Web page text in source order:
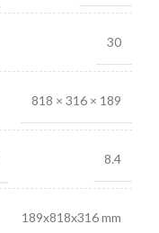
30
818 × 316 × 189
8.4
189x818x316 mm